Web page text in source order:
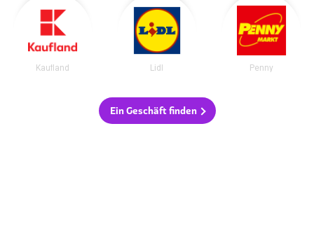
Kaufland Lidl Penny
Ein Geschäft finden